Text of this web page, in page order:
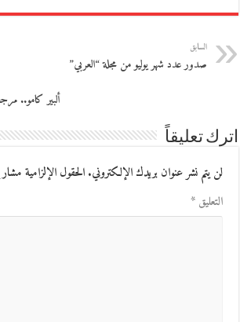
السابق
صدور عدد شهر يوليو من مجلة “العربي”
ألبير كامو..
اترك تعليقاً
لن يتم نشر عنوان بريدك الإلكتروني.الحقول الإلزامية مشار
التعليق*